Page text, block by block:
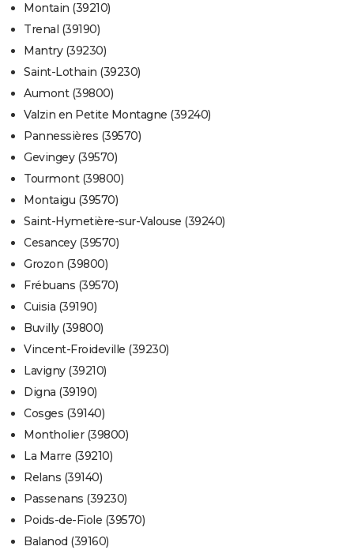
Montain (39210)
Trenal (39190)
Mantry (39230)
Saint-Lothain (39230)
Aumont (39800)
Valzin en Petite Montagne (39240)
Pannessières (39570)
Gevingey (39570)
Tourmont (39800)
Montaigu (39570)
Saint-Hymetière-sur-Valouse (39240)
Cesancey (39570)
Grozon (39800)
Frébuans (39570)
Cuisia (39190)
Buvilly (39800)
Vincent-Froideville (39230)
Lavigny (39210)
Digna (39190)
Cosges (39140)
Montholier (39800)
La Marre (39210)
Relans (39140)
Passenans (39230)
Poids-de-Fiole (39570)
Balanod (39160)